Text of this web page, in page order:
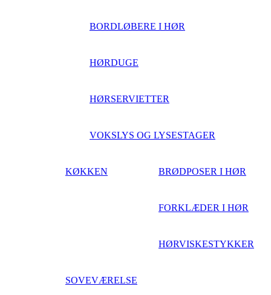
BORDLØBERE I HØR
HØRDUGE
HØRSERVIETTER
VOKSLYS OG LYSESTAGER
KØKKEN BRØDPOSER I HØR
FORKLÆDER I HØR
HØRVISKESTYKKER
SOVEVÆRELSE